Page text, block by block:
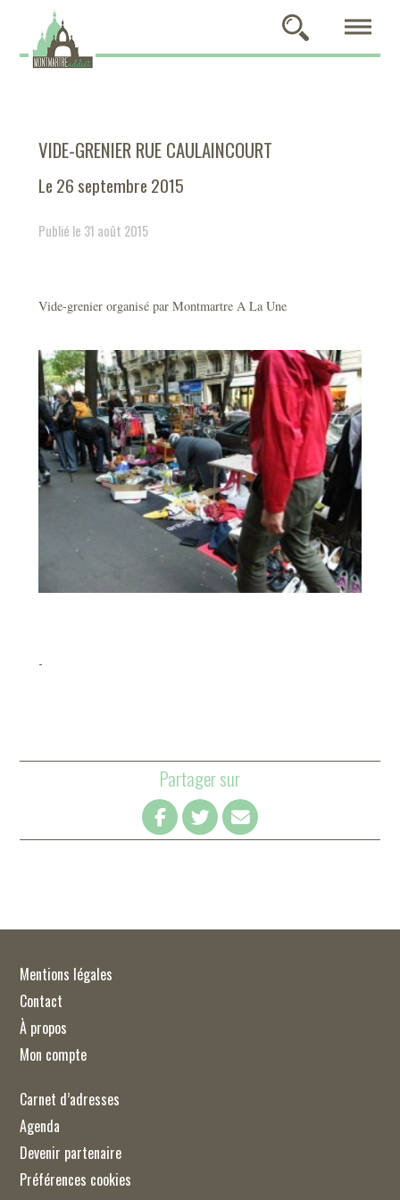
VIDE-GRENIER RUE CAULAINCOURT
Le 26 septembre 2015
Publié le 31 août 2015
Vide-grenier organisé par Montmartre A La Une
-
Partager sur
Mentions légales
Contact
À propos
Mon compte
Carnet d’adresses
Agenda
Devenir partenaire
Préférences cookies